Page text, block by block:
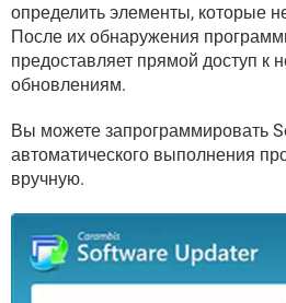
YANDEX
определить элементы, которые
После их обнаружения
предоставляет прямой доступ к
обновлениям.
Вы можете запрограммировать
автоматического выполнения
вручную.